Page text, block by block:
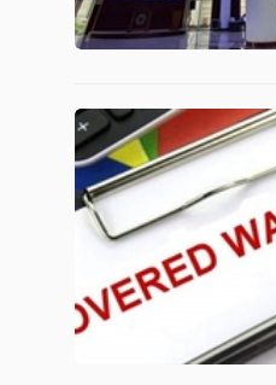
VẬT
LIỆU
CÔNG